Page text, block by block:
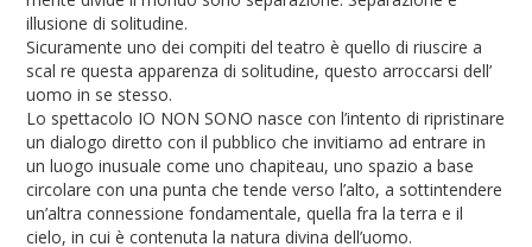
illusione di solitudine.
Sicuramente uno dei compiti del teatro è quello di riuscire a
scal re questa apparenza di solitudine, questo arroccarsi dell’
uomo in se stesso.
Lo spettacolo IO NON SONO nasce con l’intento di ripristinare
un dialogo diretto con il pubblico che invitiamo ad entrare in
un luogo inusuale come uno chapiteau, uno spazio a base
circolare con una punta che tende verso l’alto, a sottintendere
un’altra connessione fondamentale, quella fra la terra e il
cielo, in cui è contenuta la natura divina dell’uomo.